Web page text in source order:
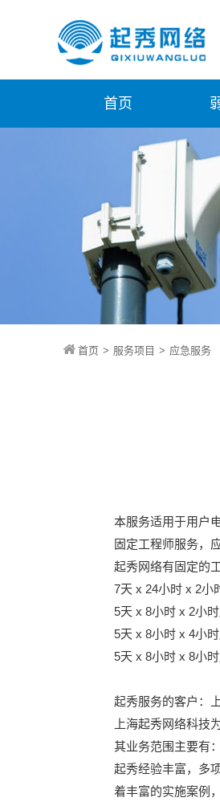
首页
首页 > 服务项目 > 应急服务
本服务适用于用户
固定工程师服务，
起秀网络有固定的
7天 x 24小时 x 2小
5天 x 8小时 x 2小
5天 x 8小时 x 4小
5天 x 8小时 x 8小
起秀服务的客户：
上海起秀网络科技
其业务范围主要有
起秀经验丰富，多
着丰富的实施案例